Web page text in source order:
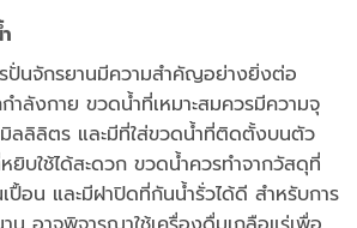
รปั่นจักรยานมีความสำคัญอย่างยิ่งต่อ
ำลังกาย ขวดน้ำที่เหมาะสมควรมีความจุ
ลิลิตร และมีที่ใส่ขวดน้ำที่ติดตั้งบนตัว
ยิบใช้ได้สะดวก ขวดน้ำควรทำจากวัสดุที่
ปื้อน และมีฝาปิดที่กันน้ำรั่วได้ดี สำหรับการ